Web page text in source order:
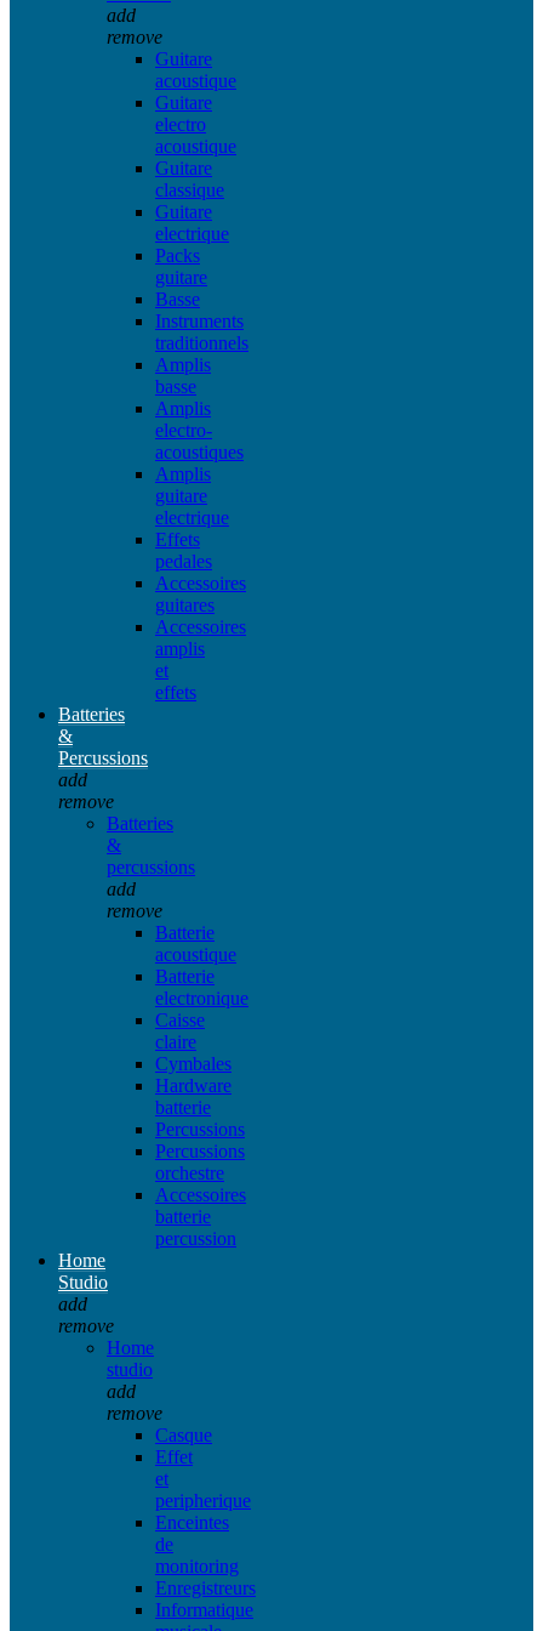
add
remove
Guitare
acoustique
Guitare
electro
acoustique
Guitare
classique
Guitare
electrique
Packs
guitare
Basse
Instruments
traditionnels
Amplis
basse
Amplis
electro-
acoustiques
Amplis
guitare
electrique
Effets
pedales
Accessoires
guitares
Accessoires
amplis
et
effets
Batteries
&
Percussions
add
remove
Batteries
&
percussions
add
remove
Batterie
acoustique
Batterie
electronique
Caisse
claire
Cymbales
Hardware
batterie
Percussions
Percussions
orchestre
Accessoires
batterie
percussion
Home
Studio
add
remove
Home
studio
add
remove
Casque
Effet
et
peripherique
Enceintes
de
monitoring
Enregistreurs
Informatique